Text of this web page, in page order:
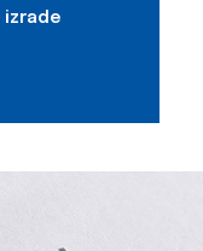
izrade